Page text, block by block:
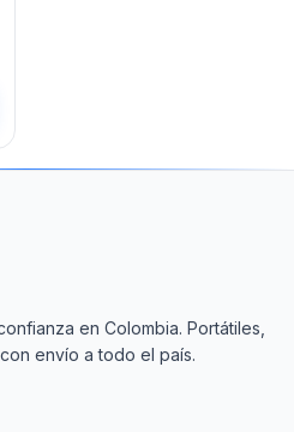
en Colombia. Portátiles,
envío a todo el país.